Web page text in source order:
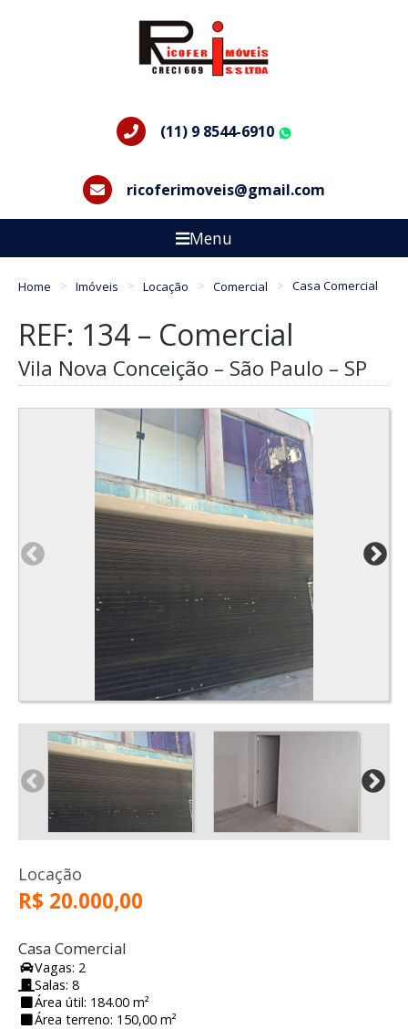
(11) 9 8544-6910
ricoferimoveis@gmail.com
Menu
Home Imóveis Locação Comercial Casa Comercial
REF: 134 – Comercial
Vila Nova Conceição – São Paulo – SP
Locação
R$ 20.000,00
Casa Comercial
Vagas: 2
Salas: 8
Área útil: 184.00 m²
Área terreno: 150,00 m²